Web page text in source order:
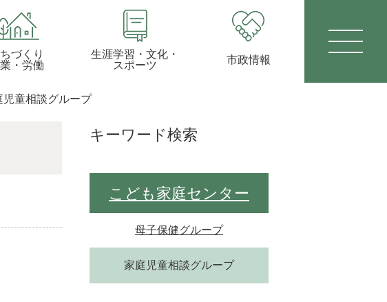
づくり
・労働
生涯学習・文化・
スポーツ
市政情報
児童相談グループ
キーワード検索
こども家庭センター
母子保健グループ
家庭児童相談グループ